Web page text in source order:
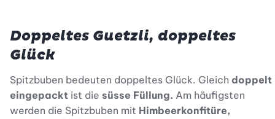
Doppeltes Guetzli, doppeltes
Glück
Spitzbuben bedeuten doppeltes Glück. Gleich doppelt
eingepackt ist die süsse Füllung. Am häufigsten
werden die Spitzbuben mit Himbeerkonfitüre,